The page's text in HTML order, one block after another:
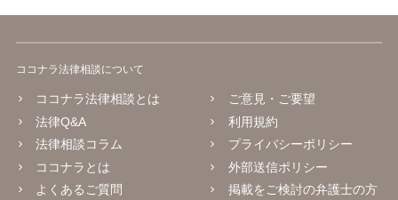
ココナラ法律相談について
ココナラ法律相談とは
法律Q&A
法律相談コラム
ココナラとは
よくあるご質問
ご意見・ご要望
利用規約
プライバシーポリシー
外部送信ポリシー
掲載をご検討の弁護士の方